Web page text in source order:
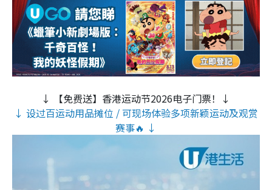
↓ 【免费送】香港运动节2026电子门票！↓
↓ 设过百运动用品摊位 / 可现场体验多项新颖运动及观赏
赛事🔥 ↓